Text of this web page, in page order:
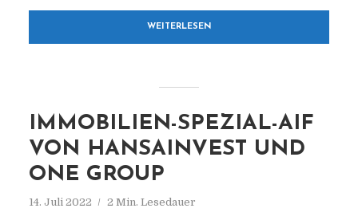
WEITERLESEN
IMMOBILIEN-SPEZIAL-AIF
VON HANSAINVEST UND
ONE GROUP
14. Juli 2022 2 Min. Lesedauer